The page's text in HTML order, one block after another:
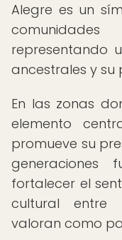
Alegre es un
representando
ancestrales y su
En las zonas
elemento
promueve su
generaciones
fortalecer el
cultural entre
valoran como